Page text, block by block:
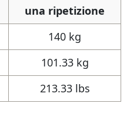
una ripetizione
140 kg
101.33 kg
213.33 lbs